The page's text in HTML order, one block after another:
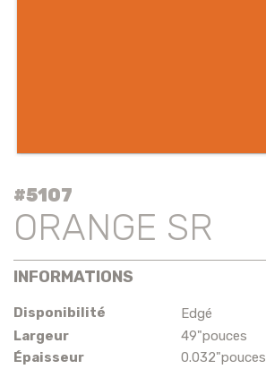
#5107
ORANGE SR
INFORMATIONS
Disponibilité
Edgé
Largeur
49"pouces
Épaisseur
0.032"pouces